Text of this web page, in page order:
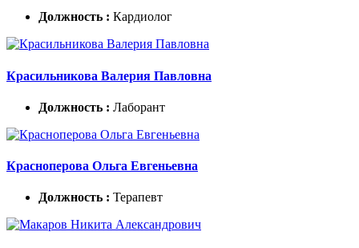
Должность : Кардиолог
Красильникова Валерия Павловна
Должность : Лаборант
Красноперова Ольга Евгеньевна
Должность : Терапевт